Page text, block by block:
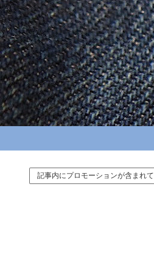
記事内にプロモーションが含まれて